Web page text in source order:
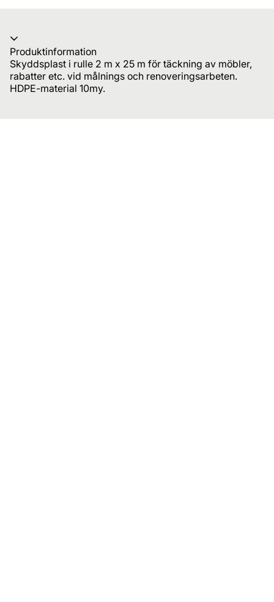
Produktinformation
Skyddsplast i rulle 2 m x 25 m för täckning av möbler,
rabatter etc. vid målnings och renoveringsarbeten.
HDPE-material 10my.